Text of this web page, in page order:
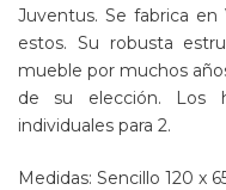
Juventus. Se fabrica
estos. Su robusta
mueble por muchos
de su elección. Los
individuales para 2.
Medidas: Sencillo 120 x